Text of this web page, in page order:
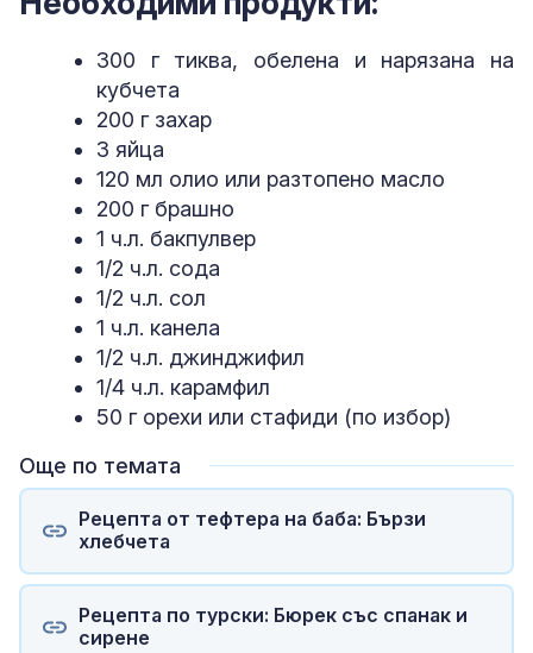
300 г тиква, обелена и нарязана на
кубчета
200 г захар
3 яйца
120 мл олио или разтопено масло
200 г брашно
1 ч.л. бакпулвер
1/2 ч.л. сода
1/2 ч.л. сол
1 ч.л. канела
1/2 ч.л. джинджифил
1/4 ч.л. карамфил
50 г орехи или стафиди (по избор)
Още по темата
Рецепта от тефтера на баба: Бързи
хлебчета
Рецепта по турски: Бюрек със спанак и
сирене